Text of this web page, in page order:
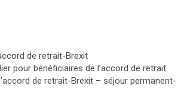
de retrait-Brexit
pour bénéficiaires de l’accord de retrait
de retrait-Brexit – séjour permanent-